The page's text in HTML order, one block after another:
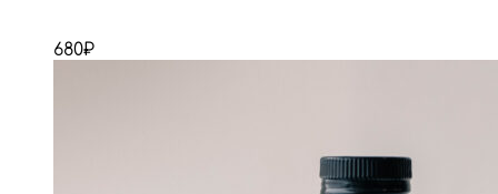
680₽